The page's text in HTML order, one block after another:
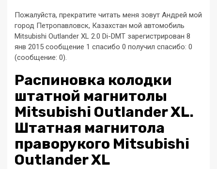
Пожалуйста, прекратите читать меня зовут Андрей мой
город Петропавловск, Казахстан мой автомобиль
Mitsubishi Outlander XL 2.0 Di-DMT зарегистрирован 8
янв 2015 сообщение 1 спасибо 0 получил спасибо: 0
(сообщение: 0).
Распиновка колодки
штатной магнитолы
Mitsubishi Outlander XL.
Штатная магнитола
праворукого Mitsubishi
Outlander XL